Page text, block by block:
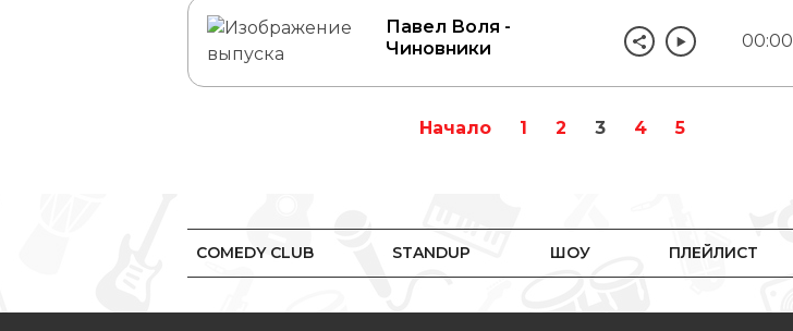
Павел Воля -
Чиновники
00:00
Начало 1 2 3 4 5
COMEDY CLUB STANDUP ШОУ ПЛЕЙЛИСТ